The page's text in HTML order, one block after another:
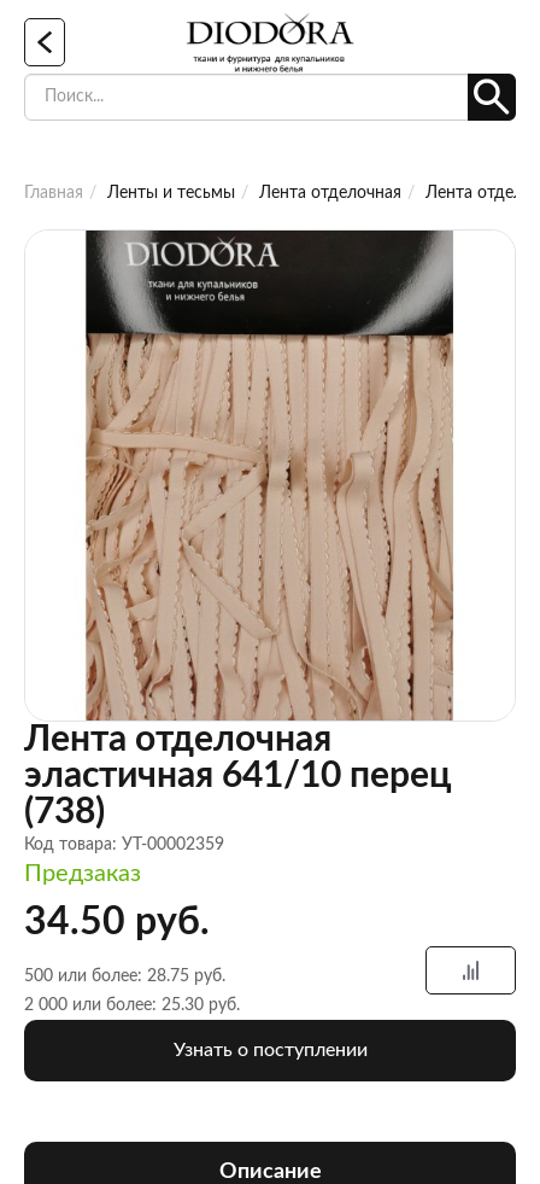
Главная Ленты и тесьмы Лента отделочная Лента
Лента отделочная
эластичная 641/10 перец
(738)
Код товара: УТ-00002359
Предзаказ
34.50 руб.
500 или более: 28.75 руб.
2 000 или более: 25.30 руб.
Узнать о поступлении
Описание